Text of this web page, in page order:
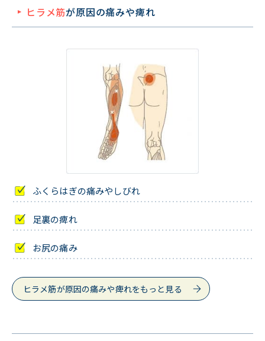
ヒラメ筋が原因の痛みや痺れ
ふくらはぎの痛みやしびれ
足裏の痺れ
お尻の痛み
ヒラメ筋が原因の痛みや痺れをもっと見る